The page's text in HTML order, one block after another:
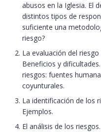
abusos en la Iglesia. El
distintos tipos de
suficiente una
riesgo?
La evaluación del
Beneficios y
riesgos: fuentes
coyunturales.
La identificación de los
Ejemplos.
El análisis de los